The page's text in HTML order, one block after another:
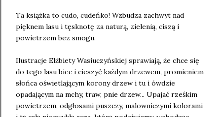
Ta książka to cudo, cudeńko! Wzbudza zachwyt nad
pięknem lasu i tęsknotę za naturą, zielenią, ciszą i
powietrzem bez smogu.
Ilustracje Elżbiety Wasiuczyńskiej sprawiają, że chce się
do tego lasu biec i cieszyć każdym drzewem, promieniem
słońca oświetlającym korony drzew i tu i ówdzie
opadającym na mchy, traw, pnie drzew... Upajać rześkim
powietrzem, odgłosami puszczy, malowniczymi kolorami